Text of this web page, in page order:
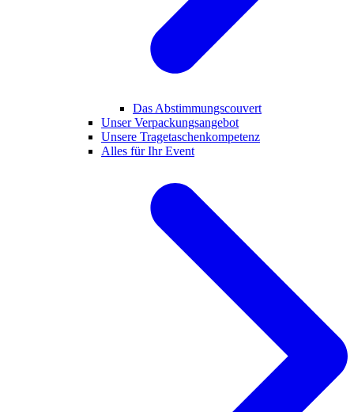
Das Abstimmungscouvert
Unser Verpackungsangebot
Unsere Tragetaschenkompetenz
Alles für Ihr Event